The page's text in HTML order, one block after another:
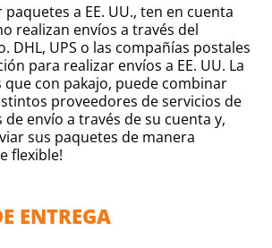
a EE. UU., ten en cuenta
realizan envíos a través del
DHL, UPS o las compañías postales
para realizar envíos a EE. UU. La
que con pakajo, puede combinar
proveedores de servicios de
envío a través de su cuenta y,
sus paquetes de manera
flexible!
ENTREGA